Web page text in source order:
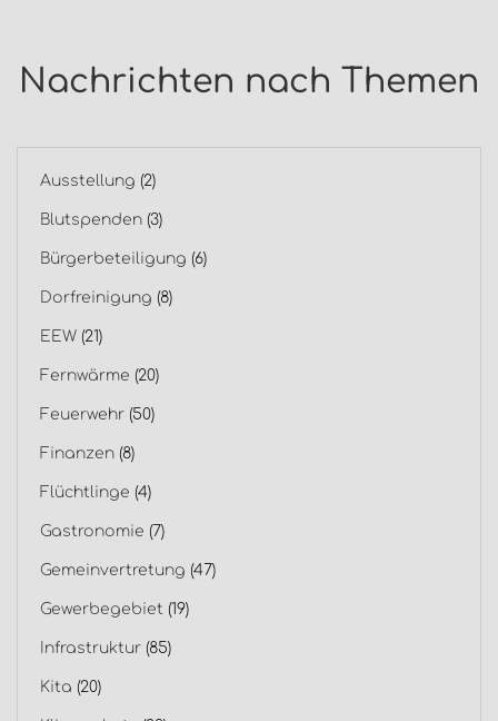
Nachrichten nach Themen
Ausstellung (2)
Blutspenden (3)
Bürgerbeteiligung (6)
Dorfreinigung (8)
EEW (21)
Fernwärme (20)
Feuerwehr (50)
Finanzen (8)
Flüchtlinge (4)
Gastronomie (7)
Gemeinvertretung (47)
Gewerbegebiet (19)
Infrastruktur (85)
Kita (20)